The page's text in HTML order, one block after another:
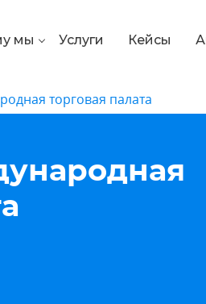
мы Услуги Кейсы
торговая палата
ТОП-10